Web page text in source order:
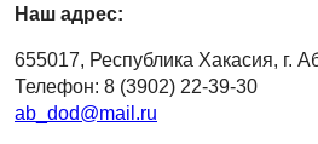
Наш адрес:
655017, Республика Хакасия, г.
Телефон: 8 (3902) 22-39-30
ab_dod@mail.ru